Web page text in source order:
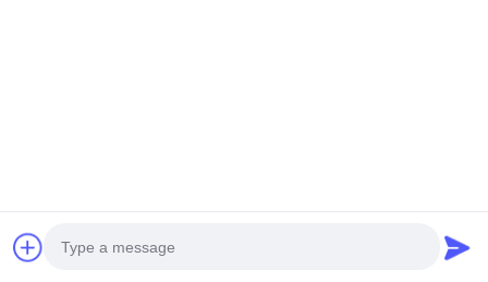
นโยบายความเป็นส่วนตัว
| จีน ดี คุณภาพ สถานี